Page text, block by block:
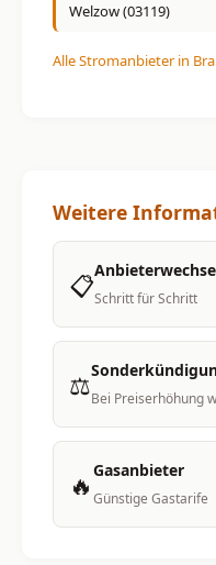
Welzow (03119)
Alle Stromanbieter in
Weitere
📋Schritt für Schritt
⚖️Bei Preiserhöhung
🔥 Gasanbieter
Günstige Gastarife